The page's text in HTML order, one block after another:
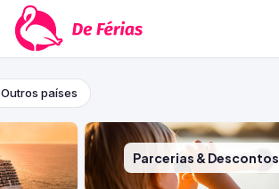
Outros países
Parcerias & Descontos